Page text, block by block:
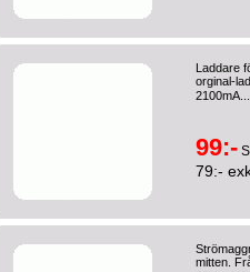
Laddare
orginal-
99:-
79:-
mitten.